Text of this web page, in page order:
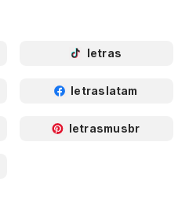
letras
letraslatam
letrasmusbr